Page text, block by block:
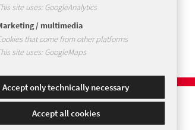
site uses: GoogleAnalytics
/ multimedia
that come from other platforms
site uses: GoogleMaps
Accept only technically necessary
Accept all cookies